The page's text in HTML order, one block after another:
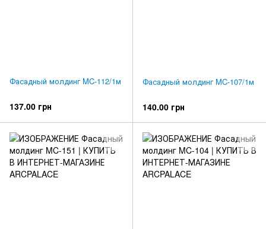
Фасадный молдинг MC-112/1м
137.00 грн
Фасадный молдинг MC-107/1м
140.00 грн